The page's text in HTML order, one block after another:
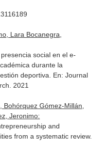
Lara Bocanegra,
social en el e-
durante la
deportiva. En: Journal
. 2021
Gómez-Millán,
Jeronimo:
and
from a systematic review.